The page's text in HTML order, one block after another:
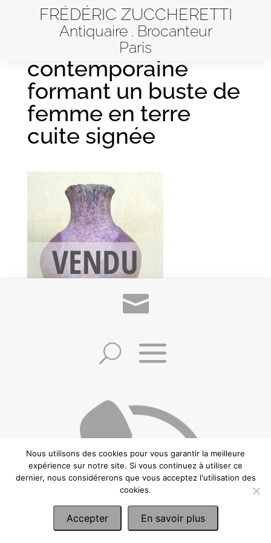
FRÉDÉRIC ZUCCHERETTI
Antiquaire . Brocanteur
Paris
Sculpture
contemporaine
formant un buste de
femme en terre
cuite signée
©2021 Frédéric Zuccheretti – Politique de confidentialité
Mentions Légales – Création: CREAWEBSITE
protégé par reCAPTCHA et Google.
Nous utilisons des cookies pour vous garantir la meilleure
expérience sur notre site. Si vous continuez à utiliser ce
dernier, nous considérerons que vous acceptez l'utilisation des
cookies.
Accepter En savoir plus